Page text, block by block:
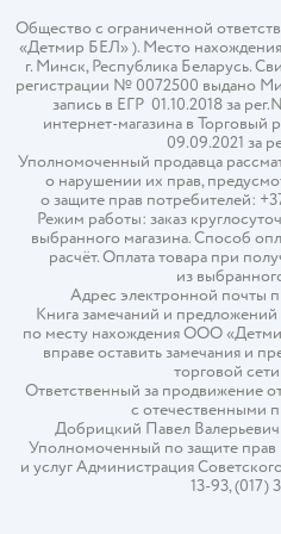
Общество с ограниченной
«Детмир БЕЛ» ). Место
г. Минск, Республика Беларусь.
регистрации № 0072500 выдано
запись в ЕГР 01.10.2018 за
интернет-магазина в Торговый
09.09.2021 за
Уполномоченный продавца
о нарушении их прав,
о защите прав потребителей:
Режим работы: заказ
выбранного магазина. Способ
расчёт. Оплата товара при
из
Адрес электронной почты
Книга замечаний и предложений
по месту нахождения ООО
вправе оставить замечания и
торговой
Ответственный за продвижение
с отечественными
Добрицкий Павел Валерьевич
Уполномоченный по защите прав
и услуг Администрация
13-93, (017)